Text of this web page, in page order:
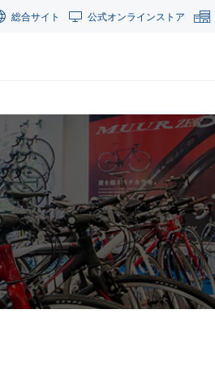
総合サイト 公式オンラインストア